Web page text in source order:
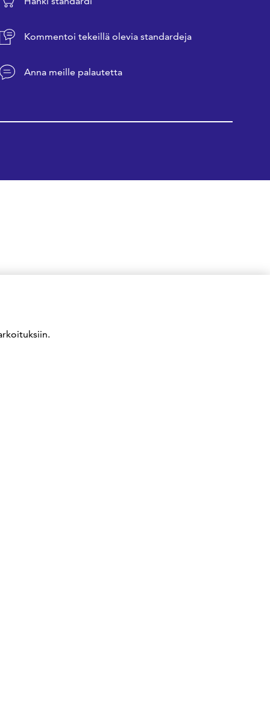
Kommentoi tekeillä olevia standardeja
Anna meille palautetta